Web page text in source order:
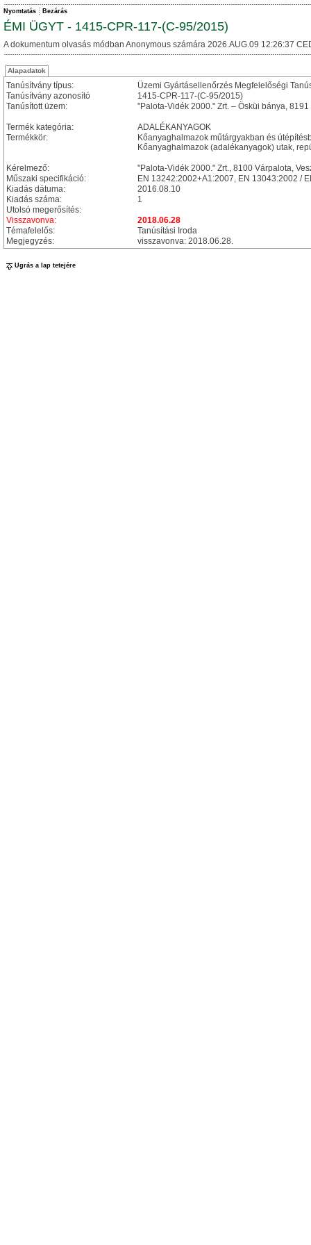
Nyomtatás Bezárás
ÉMI ÜGYT - 1415-CPR-117-(C-95/2015)
A dokumentum olvasás módban Anonymous számára 2026.AUG.09 12:26:37
Alapadatok
Tanúsítvány típus:
Üzemi Gyártásellenőrzés Megfelelőségi
Tanúsítvány azonosító
1415-CPR-117-(C-95/2015)
Tanúsított üzem:
"Palota-Vidék 2000." Zrt. – Ösküi bánya,
Termék kategória:
ADALÉKANYAGOK
Termékkör:
Kőanyaghalmazok műtárgyakban és
Kőanyaghalmazok (adalékanyagok) utak,
Kérelmező:
"Palota-Vidék 2000." Zrt., 8100 Várpalota,
Műszaki specifikáció:
EN 13242:2002+A1:2007, EN 13043:2002 /
Kiadás dátuma:
2016.08.10
Kiadás száma:
1
Utolsó megerősítés:
Visszavonva:
2018.06.28
Témafelelős:
Tanúsítási Iroda
Megjegyzés:
visszavonva: 2018.06.28.
Ugrás a lap tetejére